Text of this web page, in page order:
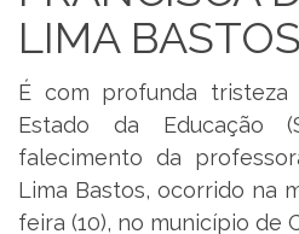
LIMA BASTOS
É com profunda
Estado da Educação
falecimento da
Lima Bastos, ocorrido na
feira (10), no município de